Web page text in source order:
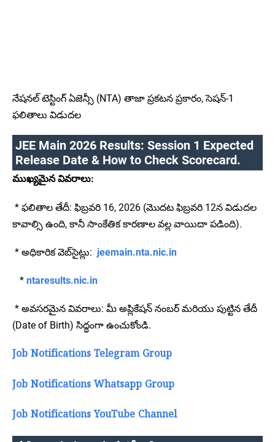
నేషనల్ టెస్టింగ్ ఏజెన్సీ (NTA) తాజా ప్రకటన ప్రకారం, సెషన్-1
ఫలితాలు విడుదల
JEE Main 2026 Results: Session 1 Expected
Release Date & How to Check Scorecard.
ముఖ్యమైన వివరాలు:
* ఫలితాల తేదీ: ఫిబ్రవరి 16, 2026 (మొదట ఫిబ్రవరి 12న విడుదల
కావాల్సి ఉంది, కానీ సాంకేతిక కారణాల వల్ల వాయిదా పడింది).
* అధికారిక వెబ్‌సైట్లు: jeemain.nta.nic.in
* ntaresults.nic.in
* అవసరమైన వివరాలు: మీ అప్లికేషన్ నంబర్ మరియు పుట్టిన తేదీ
(Date of Birth) సిద్ధంగా ఉంచుకోండి.
Job Notifications Telegram Group
Job Notifications Whatsapp Group
Job Notifications YouTube Channel